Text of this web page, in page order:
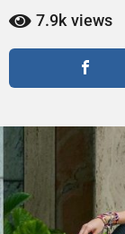
o
s
g
7.9k views